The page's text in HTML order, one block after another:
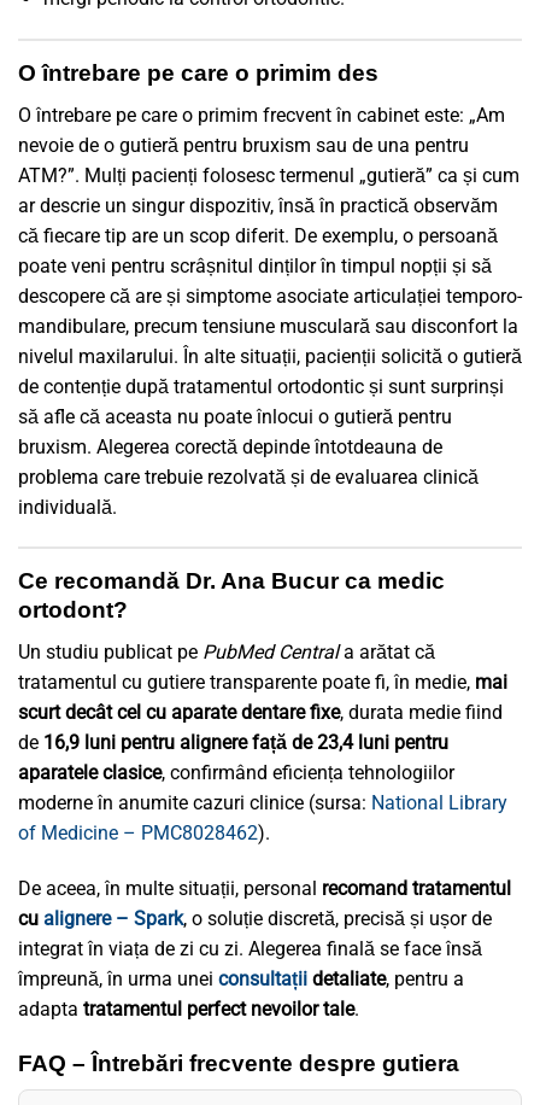
O întrebare pe care o primim des
O întrebare pe care o primim frecvent în cabinet este: „Am
nevoie de o gutieră pentru bruxism sau de una pentru
ATM?”. Mulți pacienți folosesc termenul „gutieră” ca și cum
ar descrie un singur dispozitiv, însă în practică observăm
că fiecare tip are un scop diferit. De exemplu, o persoană
poate veni pentru scrâșnitul dinților în timpul nopții și să
descopere că are și simptome asociate articulației temporo-
mandibulare, precum tensiune musculară sau disconfort la
nivelul maxilarului. În alte situații, pacienții solicită o gutieră
de contenție după tratamentul ortodontic și sunt surprinși
să afle că aceasta nu poate înlocui o gutieră pentru
bruxism. Alegerea corectă depinde întotdeauna de
problema care trebuie rezolvată și de evaluarea clinică
individuală.
Ce recomandă Dr. Ana Bucur ca medic
ortodont?
Un studiu publicat pe PubMed Centrala arătat că
tratamentul cu gutiere transparente poate fi, în medie, mai
scurt decât cel cu aparate dentare fixe, durata medie fiind
de 16,9 luni pentru alignere față de 23,4 luni pentru
aparatele clasice, confirmând eficiența tehnologiilor
moderne în anumite cazuri clinice (sursa: National Library
of Medicine – PMC8028462).
De aceea, în multe situații, personal recomand tratamentul
cu alignere – Spark, o soluție discretă, precisă și ușor de
integrat în viața de zi cu zi. Alegerea finală se face însă
împreună, în urma unei consultații detaliate, pentru a
adapta tratamentul perfect nevoilor tale.
FAQ – Întrebări frecvente despre gutiera